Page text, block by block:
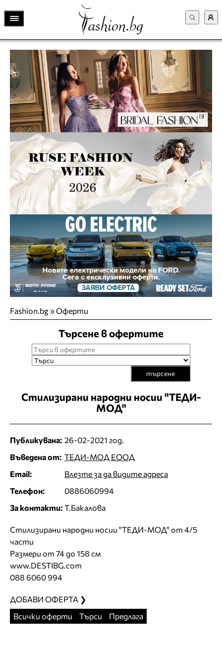
Fashion.bg»Оферти
Търсене в офертите
търсене
Стилизирани народни носии "ТЕДИ-
МОД"
Публикувана: 26-02-2021 год.
Въведена от: ТЕДИ-МОД ЕООД
Email:
Влезте за да видите адреса
Телефон:
0886060994
За контакти: Т.Бакалова
Стилизирани народни носии "ТЕДИ-МОД" от 4/5
части
Размери от 74 до 158 см
www.DESTIBG.com
088 6060 994
ДОБАВИ ОФЕРТА ❯
Всички оферти
Търси Предлага